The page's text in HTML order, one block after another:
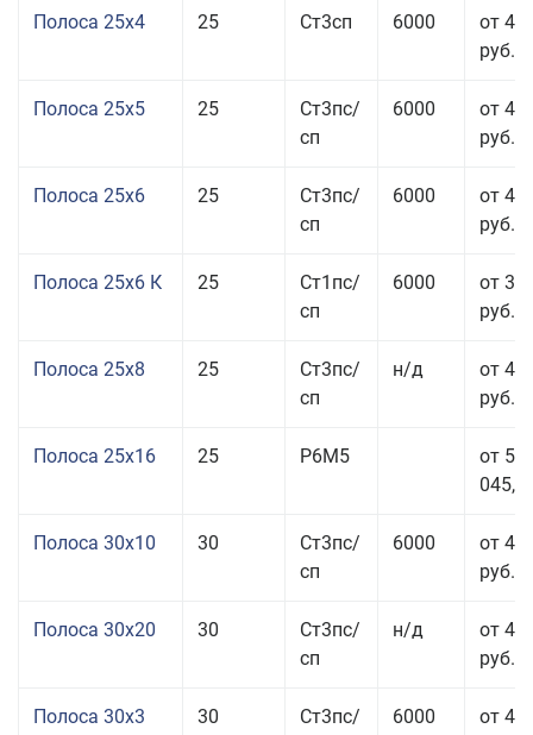
Полоса 25x4 25 Ст3сп 6000
от 43
руб.
Полоса 25x5 25
Ст3пс/
сп
6000
от 42
руб.
Полоса 25x6 25
Ст3пс/
сп
6000
от 42
руб.
Полоса 25x6 К 25
Ст1пс/
сп
6000
от 35
руб.
Полоса 25x8 25
Ст3пс/
сп
н/д
от 43
руб.
Полоса 25x16 25 Р6М5
от
Полоса 30x10 30
Ст3пс/
сп
6000
от 45
руб.
Полоса 30x20 30
Ст3пс/
сп
н/д
от 46
руб.
Полоса 30x3 30
Ст3пс/
6000
от 46